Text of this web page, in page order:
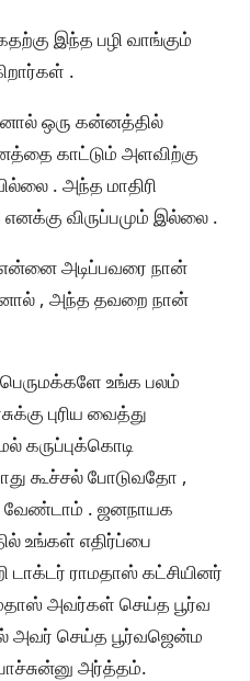
இந்த பழி வாங்கும்
.
ஒரு கன்னத்தில்
காட்டும் அளவிற்கு
. அந்த மாதிரி
விருப்பமும் இல்லை .
என்னை அடிப்பவரை நான்
, அந்த தவறை நான்
உங்க பலம்
புரிய வைத்து
கருப்புக்கொடி
கூச்சல் போடுவதோ ,
வேண்டாம் . ஜனநாயக
உங்கள் எதிர்ப்பை
டாக்டர் ராமதாஸ் கட்சியினர்
அவர்கள் செய்த பூர்வ
அவர் செய்த பூர்வஜென்ம
அர்த்தம்.